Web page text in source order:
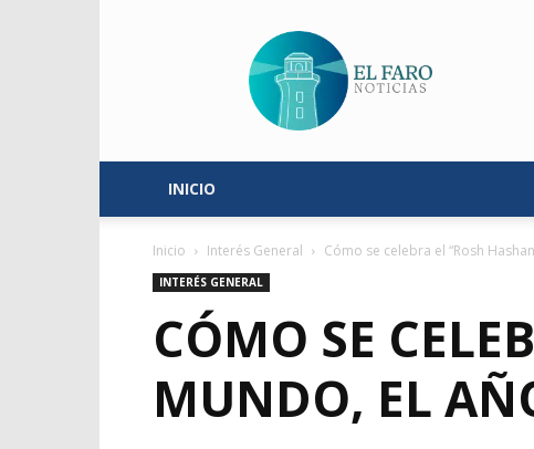
Faro
Noticias
INICIO
Inicio Interés General Cómo se celebra el “Rosh
INTERÉS GENERAL
CÓMO SE
MUNDO, EL